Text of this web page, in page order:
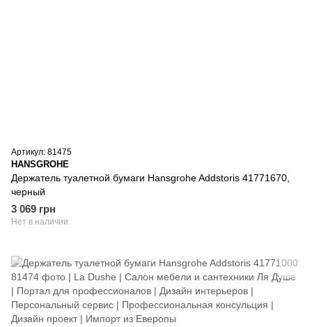
Артикул: 81475
HANSGROHE
Держатель туалетной бумаги Hansgrohe Addstoris 41771670,
черный
3 069 грн
Нет в наличии